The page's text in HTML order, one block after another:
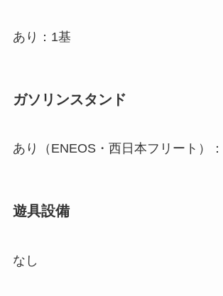
あり：1基
ガソリンスタンド
あり（ENEOS・西日本フリート）
遊具設備
なし